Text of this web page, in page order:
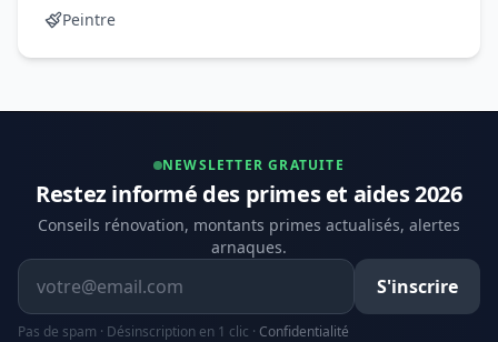
Peintre
NEWSLETTER GRATUITE
Restez informé des primes et aides 2026
Conseils rénovation, montants primes actualisés, alertes
arnaques.
Adresse email
S'inscrire
Pas de spam · Désinscription en 1 clic · Confidentialité